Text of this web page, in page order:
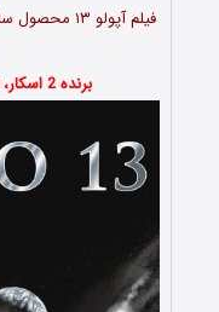
فیلم آپولو ۱۳ محصول سال
برنده 2 اسکار، 29 جایزه و نامزد 59 جایزه دیگر